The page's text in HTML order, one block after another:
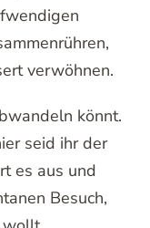
verwöhnen.
könnt.
seid ihr der
es aus und
Besuch,